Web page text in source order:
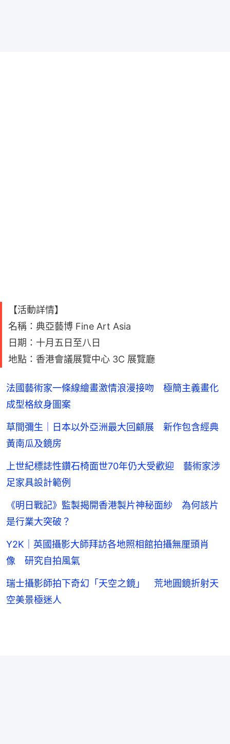
【活動詳情】
名稱：典亞藝博 Fine Art Asia
日期：十月五日至八日
地點：香港會議展覽中心 3C 展覽廳
法國藝術家一條線繪畫激情浪漫接吻 極簡主義畫化
成型格紋身圖案
草間彌生｜日本以外亞洲最大回顧展 新作包含經典
黃南瓜及鏡房
上世紀標誌性鑽石椅面世70年仍大受歡迎 藝術家涉
足家具設計範例
《明日戰記》監製揭開香港製片神秘面紗 為何該片
是行業大突破？
Y2K｜英國攝影大師拜訪各地照相館拍攝無厘頭肖
像 研究自拍風氣
瑞士攝影師拍下奇幻「天空之鏡」 荒地圓鏡折射天
空美景極迷人